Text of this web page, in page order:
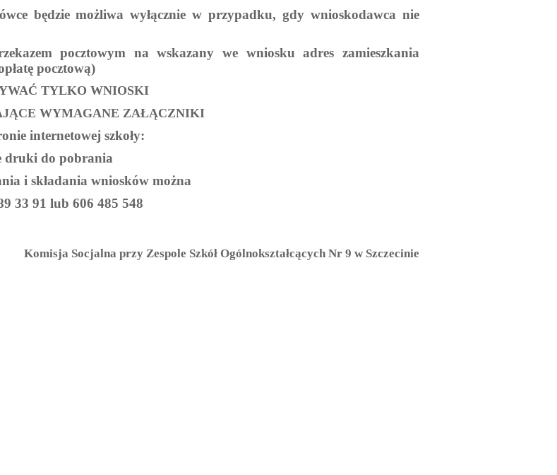
będzie możliwa wyłączniew przypadku, gdy wnioskodawca nie
pocztowym na wskazany we wniosku adres zamieszkania
pocztową)
TYLKO WNIOSKI
WYMAGANE ZAŁĄCZNIKI
internetowej szkoły:
druki do pobrania
i składania wniosków można
33 91 lub 606 485 548
Komisja Socjalna przy Zespole Szkół Ogólnokształcących Nr 9 w Szczecinie